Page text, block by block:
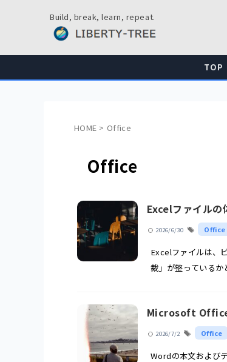
Build, break, learn, repeat.
TOP
HOME > Office
Office
Excelファイルの
2026/6/30 Office
Excelファイルは、
裁」が整っているか
Microsoft Office
2026/7/2 Office
Wordの本文および